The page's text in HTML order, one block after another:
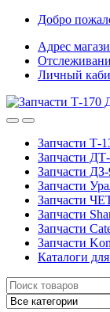
Skip
navigation
Skip
content
Добро
Адрес
Личный
Запчасти Т-
Запчасти
Запчасти
Запчасти
Запчасти
Запчасти
Запчасти
Запчасти
Каталоги
Search
for: